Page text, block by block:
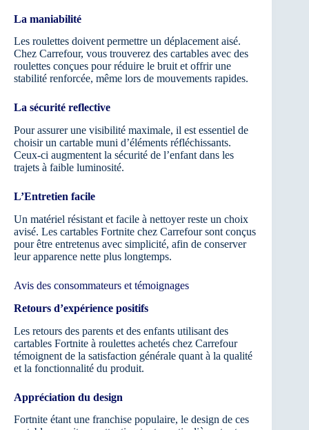
La maniabilité
Les roulettes doivent permettre un déplacement aisé.
Chez Carrefour, vous trouverez des cartables avec des
roulettes conçues pour réduire le bruit et offrir une
stabilité renforcée, même lors de mouvements rapides.
La sécurité reflective
Pour assurer une visibilité maximale, il est essentiel de
choisir un cartable muni d’éléments réfléchissants.
Ceux-ci augmentent la sécurité de l’enfant dans les
trajets à faible luminosité.
L’Entretien facile
Un matériel résistant et facile à nettoyer reste un choix
avisé. Les cartables Fortnite chez Carrefour sont conçus
pour être entretenus avec simplicité, afin de conserver
leur apparence nette plus longtemps.
Avis des consommateurs et témoignages
Retours d’expérience positifs
Les retours des parents et des enfants utilisant des
cartables Fortnite à roulettes achetés chez Carrefour
témoignent de la satisfaction générale quant à la qualité
et la fonctionnalité du produit.
Appréciation du design
Fortnite étant une franchise populaire, le design de ces